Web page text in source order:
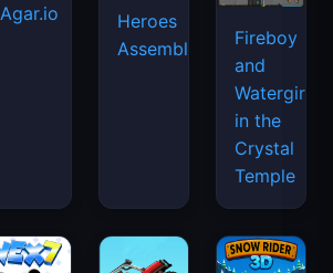
Agar.io
Heroes
Assemble
Fireboy
and
Watergirl
in the
Crystal
Temple